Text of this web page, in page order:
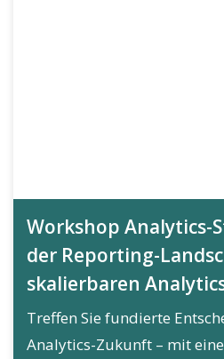
Workshop Analytics-
der Reporting-
skalierbaren
Treffen Sie fundierte
Analytics-Zukunft – mit